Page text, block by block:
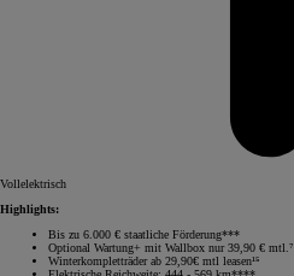
Vollelektrisch
Highlights:
Bis zu 6.000 € staatliche Förderung***
Optional Wartung+ mit Wallbox nur 39,90 € mtl.⁷
Winterkompletträder ab 29,90€ mtl leasen¹⁵